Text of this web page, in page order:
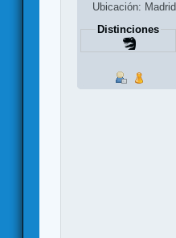
Ubicación: Madrid
Distinciones